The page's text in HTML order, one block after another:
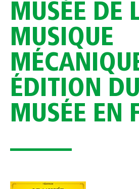
MUSÉE DE
MUSIQUE
ÉDITION DU
MUSÉE EN